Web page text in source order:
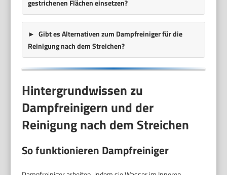
gestrichenen Flächen einsetzen?
Gibt es Alternativen zum Dampfreiniger für die
Reinigung nach dem Streichen?
Hintergrundwissen zu
Dampfreinigern und der
Reinigung nach dem Streichen
So funktionieren Dampfreiniger